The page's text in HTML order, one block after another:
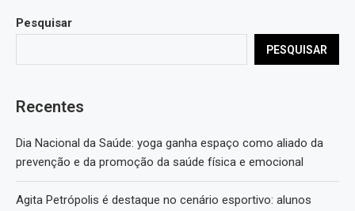
Pesquisar
PESQUISAR
Recentes
Dia Nacional da Saúde: yoga ganha espaço como aliado da
prevenção e da promoção da saúde física e emocional
Agita Petrópolis é destaque no cenário esportivo: alunos